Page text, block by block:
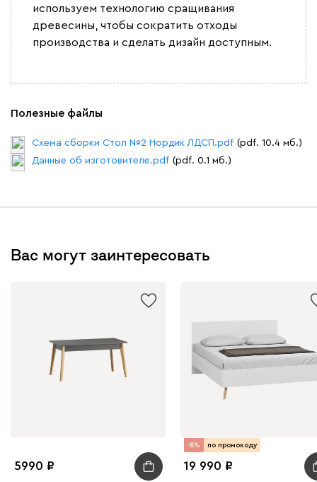
используем технологию сращивания
древесины, чтобы сократить отходы
производства и сделать дизайн доступным.
Полезные файлы
Схема сборки Стол №2 Нордик ЛДСП.pdf (pdf. 10.4 мб.)
Данные об изготовителе.pdf (pdf. 0.1 мб.)
Вас могут заинтересовать
5990
-8% по промокоду
19 990